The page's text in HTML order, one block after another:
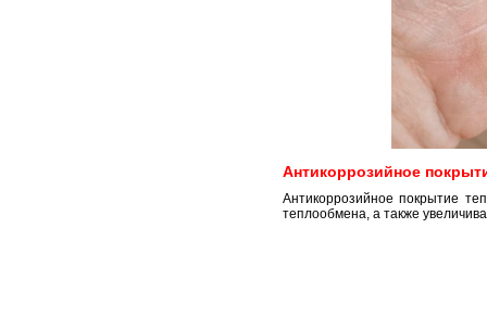
Антикоррозийное
Антикоррозийное покрытие
теплообмена, а также